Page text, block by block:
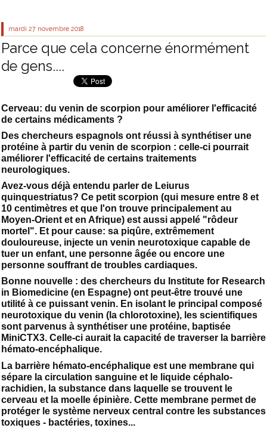
mardi 27 novembre 2018
Parce que cela concerne énormément
de gens....
Cerveau: du venin de scorpion pour améliorer l'efficacité
de certains médicaments ?
Des chercheurs espagnols ont réussi à synthétiser une
protéine à partir du venin de scorpion : celle-ci pourrait
améliorer l'efficacité de certains traitements
neurologiques.
Avez-vous déjà entendu parler de Leiurus
quinquestriatus? Ce petit scorpion (qui mesure entre 8 et
10 centimètres et que l'on trouve principalement au
Moyen-Orient et en Afrique) est aussi appelé "rôdeur
mortel". Et pour cause: sa piqûre, extrêmement
douloureuse, injecte un venin neurotoxique capable de
tuer un enfant, une personne âgée ou encore une
personne souffrant de troubles cardiaques.
Bonne nouvelle : des chercheurs du Institute for Research
in Biomedicine (en Espagne) ont peut-être trouvé une
utilité à ce puissant venin. En isolant le principal composé
neurotoxique du venin (la chlorotoxine), les scientifiques
sont parvenus à synthétiser une protéine, baptisée
MiniCTX3. Celle-ci aurait la capacité de traverser la barrière
hémato-encéphalique.
La barrière hémato-encéphalique est une membrane qui
sépare la circulation sanguine et le liquide céphalo-
rachidien, la substance dans laquelle se trouvent le
cerveau et la moelle épinière. Cette membrane permet de
protéger le système nerveux central contre les substances
toxiques - bactéries, toxines...